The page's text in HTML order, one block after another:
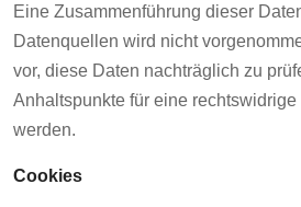
Eine Zusammenführung dieser
Datenquellen wird nicht
vor, diese Daten nachträglich zu
Anhaltspunkte für eine
werden.
Cookies